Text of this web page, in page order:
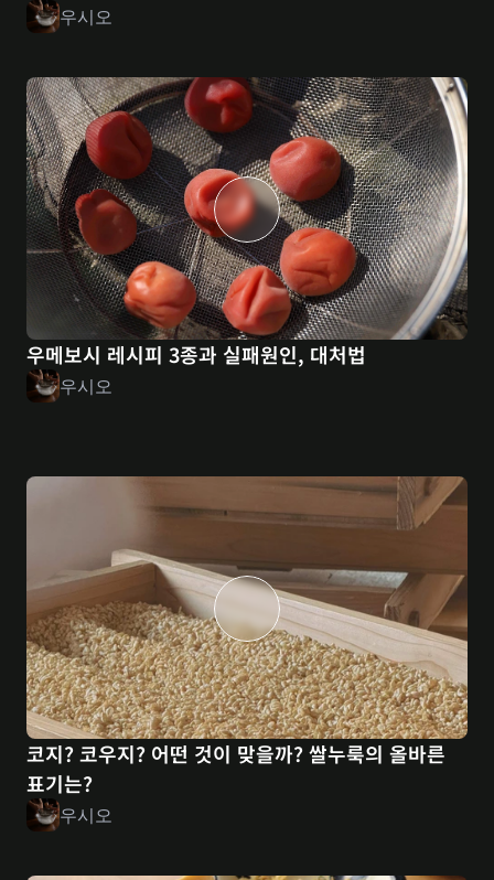
우시오
우메보시 레시피 3종과 실패원인, 대처법
우시오
코지? 코우지? 어떤 것이 맞을까? 쌀누룩의 올바른
표기는?
우시오